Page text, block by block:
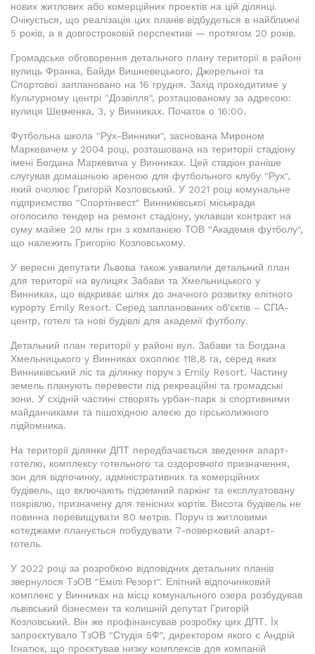
нових житлових або комерційних проектів на цій ділянці.
Очікується, що реалізація цих планів відбудеться в найближчі
5 років, а в довгостроковій перспективі — протягом 20 років.
Громадське обговорення детального плану території в районі
вулиць Франка, Байди Вишневецького, Джерельної та
Спортової заплановано на 16 грудня. Захід проходитиме у
Культурному центрі "Дозвілля", розташованому за адресою:
вулиця Шевченка, 3, у Винниках. Початок о 16:00.
Футбольна школа "Рух-Винники", заснована Мироном
Маркевичем у 2004 році, розташована на території стадіону
імені Богдана Маркевича у Винниках. Цей стадіон раніше
слугував домашньою ареною для футбольного клубу "Рух",
який очолює Григорій Козловський. У 2021 році комунальне
підприємство "Спортінвест" Винниківської міськради
оголосило тендер на ремонт стадіону, уклавши контракт на
суму майже 20 млн грн з компанією ТОВ "Академія футболу",
що належить Григорію Козловському.
У вересні депутати Львова також ухвалили детальний план
для території на вулицях Забави та Хмельницького у
Винниках, що відкриває шлях до значного розвитку елітного
курорту Emily Resort. Серед запланованих об'єктів – СПА-
центр, готелі та нові будівлі для академії футболу.
Детальний план території у районі вул. Забави та Богдана
Хмельницького у Винниках охоплює 118,8 га, серед яких
Винниківський ліс та ділянку поруч з Emily Resort. Частину
земель планують перевести під рекреаційні та громадські
зони. У східній частині створять урбан-парк зі спортивними
майданчиками та пішохідною алеєю до гірськолижного
підйомника.
На території ділянки ДПТ передбачається зведення апарт-
готелю, комплексу готельного та оздоровчого призначення,
зон для відпочинку, адміністративних та комерційних
будівель, що включають підземний паркінг та експлуатовану
покрівлю, призначену для тенісних кортів. Висота будівель не
повинна перевищувати 80 метрів. Поруч із житловими
котеджами планується побудувати 7-поверховий апарт-
готель.
У 2022 році за розробкою відповідних детальних планів
звернулося ТзОВ "Емілі Резорт". Елітний відпочинковий
комплекс у Винниках на місці комунального озера розбудував
львівський бізнесмен та колишній депутат Григорій
Козловський. Він же профінансував розробку цих ДПТ. Їх
запроєктувало ТзОВ "Студія 5Ф", директором якого є Андрій
Ігнатюк, що проєктував низку комплексів для компаній